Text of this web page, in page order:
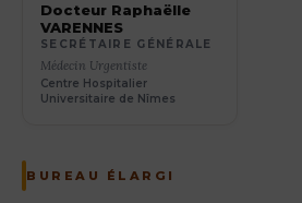
Docteur Raphaëlle
VARENNES
SECRÉTAIRE GÉNÉRALE
Médecin Urgentiste
Centre Hospitalier
Universitaire de Nîmes
BUREAU ÉLARGI